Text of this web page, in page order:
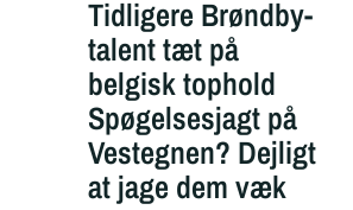
Tidligere Brøndby-
talent tæt på
belgisk tophold
Spøgelsesjagt på
Vestegnen? Dejligt
at jage dem væk